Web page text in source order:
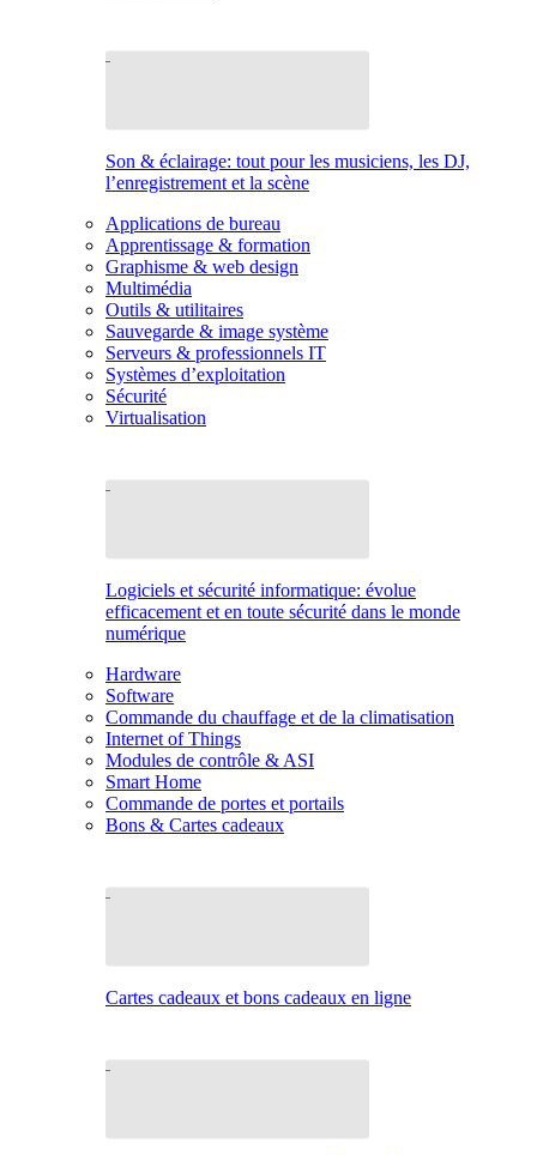
Son & éclairage: tout pour les musiciens, les DJ,
l’enregistrement et la scène
Applications de bureau
Apprentissage & formation
Graphisme & web design
Multimédia
Outils & utilitaires
Sauvegarde & image système
Serveurs & professionnels IT
Systèmes d’exploitation
Sécurité
Virtualisation
Logiciels et sécurité informatique: évolue
efficacement et en toute sécurité dans le monde
numérique
Hardware
Software
Commande du chauffage et de la climatisation
Internet of Things
Modules de contrôle & ASI
Smart Home
Commande de portes et portails
Bons & Cartes cadeaux
Cartes cadeaux et bons cadeaux en ligne